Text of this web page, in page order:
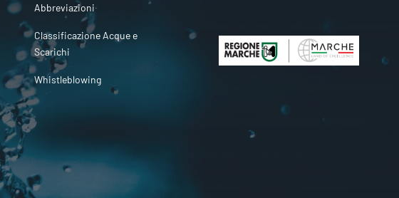
Abbreviazioni
Classificazione Acque e
Scarichi
Whistleblowing